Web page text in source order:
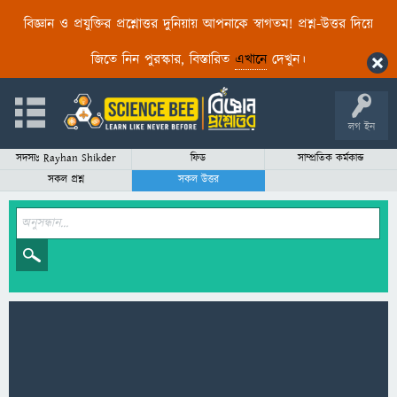
বিজ্ঞান ও প্রযুক্তির প্রশ্নোত্তর দুনিয়ায় আপনাকে স্বাগতম! প্রশ্ন-উত্তর দিয়ে
জিতে নিন পুরস্কার, বিস্তারিত এখানেদেখুন।
লগ ইন
সদস্যঃ Rayhan Shikder ফিড
সাম্প্রতিক কর্মকান্ড
সকল প্রশ্ন
সকল উত্তর